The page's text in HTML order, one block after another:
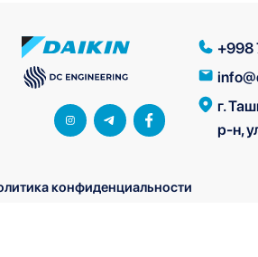
+998
г.
р-н,
конфиденциальности